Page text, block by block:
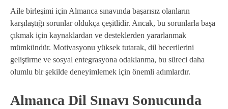
Aile birleşimi için Almanca sınavında başarısız olanların
karşılaştığı sorunlar oldukça çeşitlidir. Ancak, bu sorunlarla başa
çıkmak için kaynaklardan ve desteklerden yararlanmak
mümkündür. Motivasyonu yüksek tutarak, dil becerilerini
geliştirme ve sosyal entegrasyona odaklanma, bu süreci daha
olumlu bir şekilde deneyimlemek için önemli adımlardır.
Almanca Dil Sınavı Sonucunda